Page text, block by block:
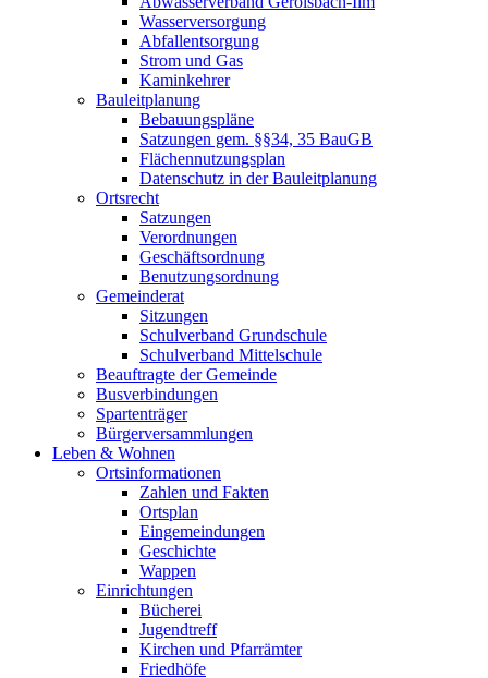
Wasserversorgung
Abfallentsorgung
Strom und Gas
Kaminkehrer
Bauleitplanung
Bebauungspläne
Satzungen gem. §§34, 35 BauGB
Flächennutzungsplan
Datenschutz in der Bauleitplanung
Ortsrecht
Satzungen
Verordnungen
Geschäftsordnung
Benutzungsordnung
Gemeinderat
Sitzungen
Schulverband Grundschule
Schulverband Mittelschule
Beauftragte der Gemeinde
Busverbindungen
Spartenträger
Bürgerversammlungen
Leben & Wohnen
Ortsinformationen
Zahlen und Fakten
Ortsplan
Eingemeindungen
Geschichte
Wappen
Einrichtungen
Bücherei
Jugendtreff
Kirchen und Pfarrämter
Friedhöfe